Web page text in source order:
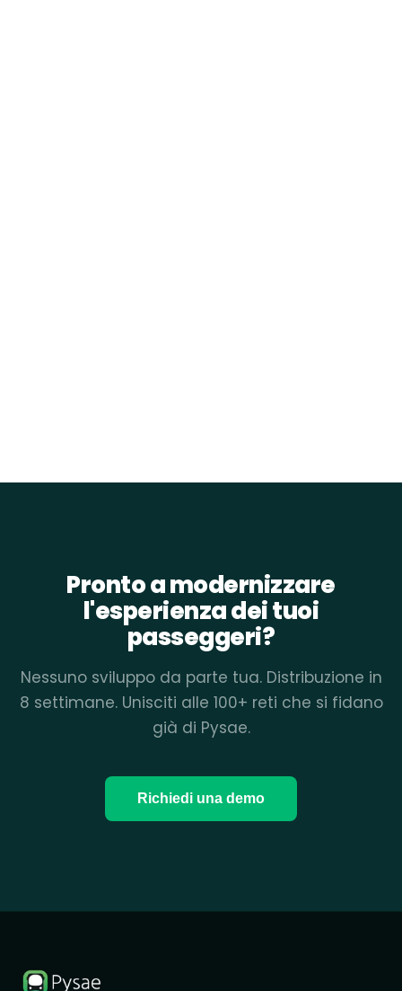
Pronto a modernizzare
l'esperienza dei tuoi
passeggeri?
Nessuno sviluppo da parte tua. Distribuzione in
8 settimane. Unisciti alle 100+ reti che si fidano
già di Pysae.
Richiedi una demo